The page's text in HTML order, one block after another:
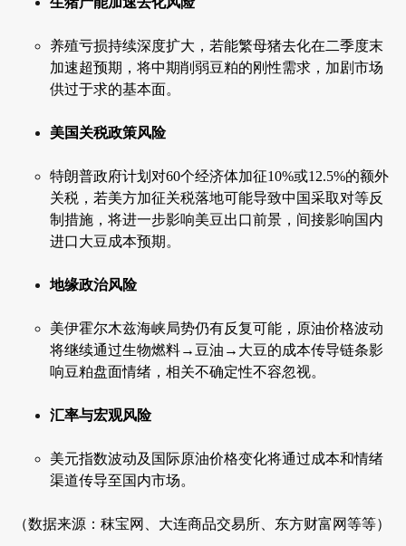
养殖亏损持续深度扩大，若能繁母猪去化在二季度末
加速超预期，将中期削弱豆粕的刚性需求，加剧市场
供过于求的基本面。
美国关税政策风险
特朗普政府计划对60个经济体加征10%或12.5%的额外
关税，若美方加征关税落地可能导致中国采取对等反
制措施，将进一步影响美豆出口前景，间接影响国内
进口大豆成本预期。
地缘政治风险
美伊霍尔木兹海峡局势仍有反复可能，原油价格波动
将继续通过生物燃料→豆油→大豆的成本传导链条影
响豆粕盘面情绪，相关不确定性不容忽视。
汇率与宏观风险
美元指数波动及国际原油价格变化将通过成本和情绪
渠道传导至国内市场。
（数据来源：秣宝网、大连商品交易所、东方财富网等等）